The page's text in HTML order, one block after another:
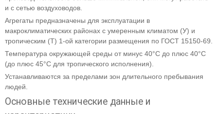
и с сетью воздуховодов.
Агрегаты предназначены для эксплуатации в
макроклиматических районах с умеренным климатом (У) и
тропическим (Т) 1-ой категории размещения по ГОСТ 15150-69.
Температура окружающей среды от минус 40°С до плюс 40°С
(до плюс 45°С для тропического исполнения).
Устанавливаются за пределами зон длительного пребывания
людей.
Основные технические данные и